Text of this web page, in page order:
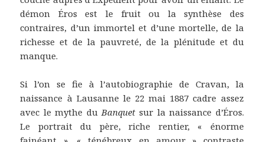
démon Éros est le fruit ou la synthèse des
contraires, d’un immortel et d’une mortelle, de la
richesse et de la pauvreté, de la plénitude et du
manque.
Si l’on se fie à l’autobiographie de Cravan, la
naissance à Lausanne le 22 mai 1887 cadre assez
avec le mythe duBanquet sur la naissance d’Éros.
Le portrait du père, riche rentier, « énorme